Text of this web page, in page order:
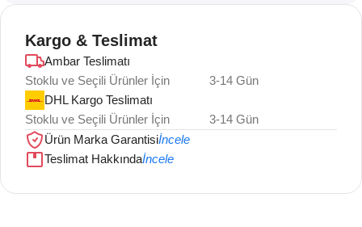
Kargo & Teslimat
Ambar Teslimatı
Stoklu ve Seçili Ürünler İçin
3-14 Gün
DHL Kargo Teslimatı
Stoklu ve Seçili Ürünler İçin
3-14 Gün
Ürün Marka Garantisiİncele
Teslimat Hakkındaİncele